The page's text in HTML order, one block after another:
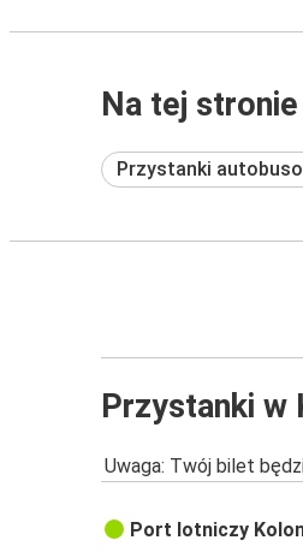
Na tej
Przystanki
Przystanki w
Uwaga: Twój bilet
Port lotniczy